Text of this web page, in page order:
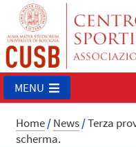
MENU
Home/News/Terza
scherma.